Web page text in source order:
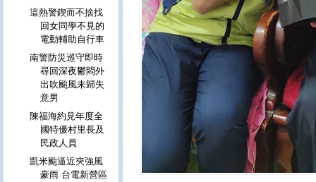
這熱警鍥而不捨找
回女同學不見的
電動輔助自行車
南警防災巡守即時
尋回深夜鬱悶外
出吹颱風未歸失
意男
陳福海約見年度全
國特優村里長及
民政人員
凱米颱逼近夾強風
豪雨 台電新營區